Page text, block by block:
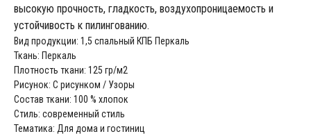
высокую прочность, гладкость, воздухопроницаемость и
устойчивость к пилингованию.
Вид продукции: 1,5 спальный КПБ Перкаль
Ткань: Перкаль
Плотность ткани: 125 гр/м2
Рисунок: С рисунком / Узоры
Состав ткани: 100 % хлопок
Стиль: современный стиль
Тематика: Для дома и гостиниц